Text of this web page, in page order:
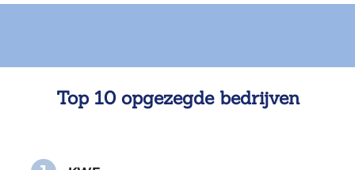
Top 10 opgezegde bedrijven